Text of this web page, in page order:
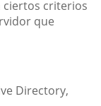
ciertos criterios
que
Directory,